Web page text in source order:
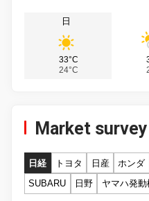
日
33°C
24°C
Market survey
日経 トヨタ 日産 ホンダ
SUBARU
日野 ヤマハ発動